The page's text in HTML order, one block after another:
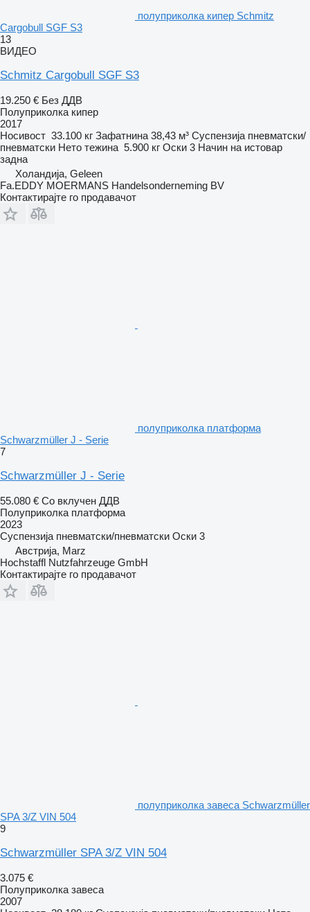
полуприколка кипер Schmitz
Cargobull SGF S3
13
ВИДЕО
Schmitz Cargobull SGF S3
19.250 € Без ДДВ
Полуприколка кипер
2017
Носивост 33.100 кг Зафатнина 38,43 м³ Суспензија пневматски/
пневматски Нето тежина 5.900 кг Оски 3 Начин на истовар
задна
Холандија, Geleen
Fa.EDDY MOERMANS Handelsonderneming BV
Контактирајте го продавачот
полуприколка платформа
Schwarzmüller J - Serie
7
Schwarzmüller J - Serie
55.080 € Со вклучен ДДВ
Полуприколка платформа
2023
Суспензија пневматски/пневматски Оски 3
Австрија, Marz
Hochstaffl Nutzfahrzeuge GmbH
Контактирајте го продавачот
полуприколка завеса Schwarzmüller
SPA 3/Z VIN 504
9
Schwarzmüller SPA 3/Z VIN 504
3.075 €
Полуприколка завеса
2007